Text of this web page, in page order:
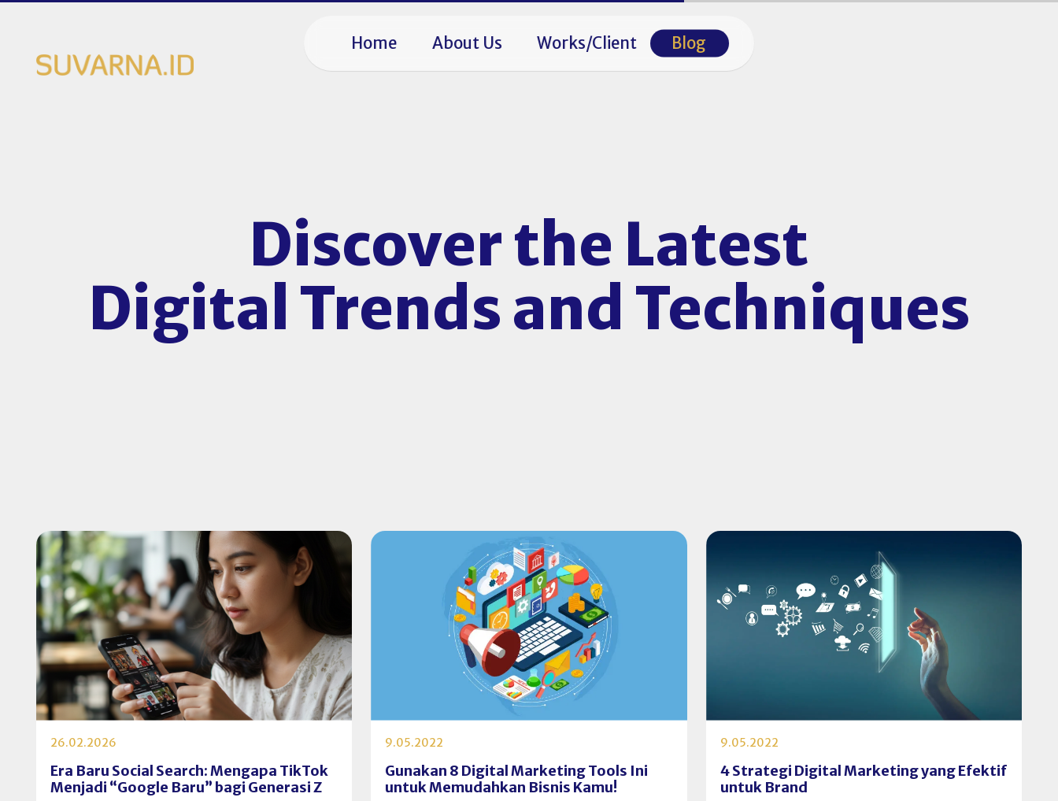
Home About Us Works/Client Blog
Discover the Latest
Digital Trends and Techniques
26.02.2026
Era Baru Social Search: Mengapa TikTok
Menjadi “Google Baru” bagi Generasi Z
9.05.2022
Gunakan 8 Digital Marketing Tools Ini
untuk Memudahkan Bisnis Kamu!
9.05.2022
4 Strategi Digital Marketing yang Efektif
untuk Brand